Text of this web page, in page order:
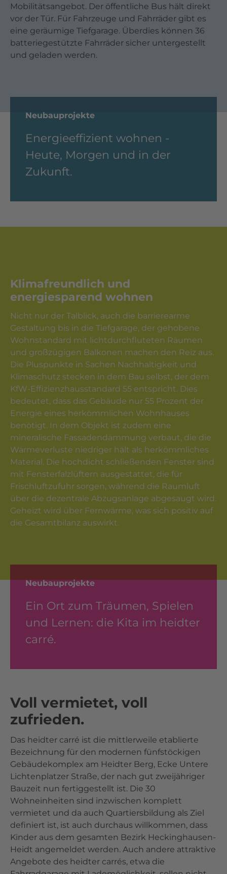
Mobilitätsangebot. Der öffentliche Bus hält direkt
vor der Tür. Für Fahrzeuge und Fahrräder gibt es
eine geräumige Tiefgarage. Überdies können 36
batteriegestützte Fahrräder sicher untergestellt
und geladen werden.
Neubauprojekte
Energieeffizient wohnen -
Heute, Morgen und in der
Zukunft.
Klimafreundlich und
energiesparend wohnen
Nicht nur der Talblick, auch die barrierearme
Gestaltung bis in die Tiefgarage, der gehobene
Wohnstandard mit lichtdurchfluteten Räumen
und großzügigen Balkonen machen den Reiz aus.
Die Pluspunkte in Sachen Nachhaltigkeit und
Klimaschutz stecken in dem Bau selbst, der dem
KfW-Effizienzhausstandard 55 entspricht. Dies
bedeutet, dass das Gebäude nur 55 Prozent der
Energie eines herkömmlichen Wohnhauses
benötigt. In dem Objekt ist zudem eine
mineralische Fassadendämmung verbaut, die die
Wärmeverluste niedriger hält als herkömmliches
Material. Die hochdicht schließenden Fenster sind
mit Fensterfalzlüftern ausgestattet, die für
Frischluftzufuhr sorgen, während die Raumluft
über die dezentrale Abzugsanlage abgesaugt wird.
Geheizt wird über Fernwärme, was sich positiv auf
die Gesamtbilanz auswirkt.
Neubauprojekte
Ein Ort zum Träumen, Spielen
und Lernen: die Kita im heidter
carré.
Voll vermietet, voll
zufrieden.
Das heidter carré ist die mittlerweile etablierte
Bezeichnung für den modernen fünfstöckigen
Gebäudekomplex am Heidter Berg, Ecke Untere
Lichtenplatzer Straße, der nach gut zweijähriger
Bauzeit nun fertiggestellt ist. Die 30
Wohneinheiten sind inzwischen komplett
vermietet und da auch Quartiersbildung als Ziel
definiert ist, ist auch durchaus willkommen, dass
Kinder aus dem gesamten Bezirk Heckinghausen-
Heidt angemeldet werden. Auch andere attraktive
Angebote des heidter carrés, etwa die